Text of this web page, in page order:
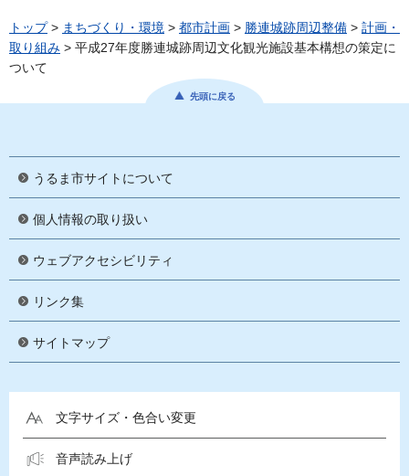
トップ> まちづくり・環境 > 都市計画 > 勝連城跡周辺整備 > 計画・
取り組み > 平成27年度勝連城跡周辺文化観光施設基本構想の策定に
ついて
先頭に戻る
うるま市サイトについて
個人情報の取り扱い
ウェブアクセシビリティ
リンク集
サイトマップ
文字サイズ・色合い変更
音声読み上げ